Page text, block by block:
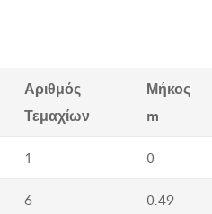
Αριθμός
Τεμαχίων
Μήκος
m
1 0
6 0.49